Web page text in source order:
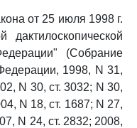
от 25 июля 1998 г.
(Собрание
1998, N 31,
N 30, ст. 3032; N 30,
N 18, ст. 1687; N 27,
N 24, ст. 2832; 2008,